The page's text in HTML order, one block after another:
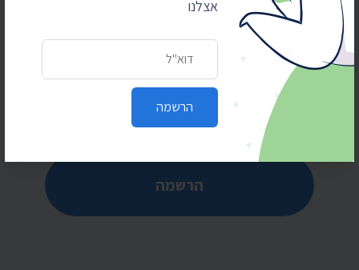
אצלנו
הרשמה
מוזמנים להירשם לרשימת התפוצה של התנועה
לחופש המידע לקבלת חדשות ועדכונים שוטפים על
כתובת דואר אלקטרוני
הרשמה